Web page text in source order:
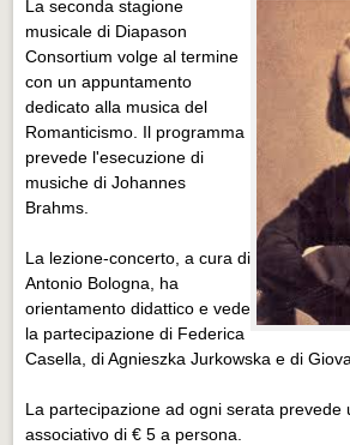
La seconda stagione
musicale di Diapason
Consortium volge al termine
con un appuntamento
dedicato alla musica del
Romanticismo. Il programma
prevede l'esecuzione di
musiche di Johannes
Brahms.
La lezione-concerto, a cura di
Antonio Bologna, ha
orientamento didattico e vede
la partecipazione di Federica
Casella, di Agnieszka Jurkowska e di
La partecipazione ad ogni serata prevede
associativo di € 5 a persona.